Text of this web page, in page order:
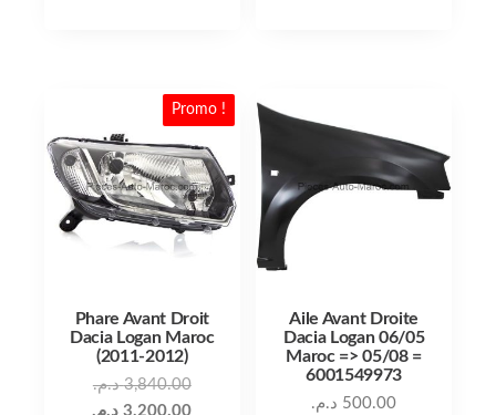
Promo !
Phare Avant Droit
Dacia Logan Maroc
(2011-2012)
3,840.00 د.م.
3,200.00 د.م.
Aile Avant Droite
Dacia Logan 06/05
Maroc => 05/08 =
6001549973
500.00 د.م.